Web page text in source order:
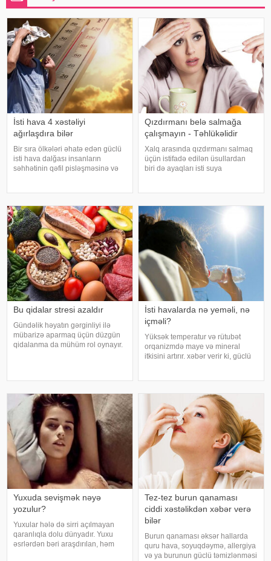
İsti hava 4 xəstəliyi
ağırlaşdıra bilər
Bir sıra ölkələri əhatə edən güclü
isti hava dalğası insanların
səhhətinin qəfil pisləşməsinə və
günvurma riski yaratmır. xarici
mediay
Qızdırmanı belə salmağa
çalışmayın - Təhlükəlidir
Xalq arasında qızdırmanı salmaq
üçün istifadə edilən üsullardan
biri də ayaqları isti suya
ağırlaşdıra bilər. xəbər verir ki,
yüksə
Bu qidalar stresi azaldır
Gündəlik həyatın gərginliyi ilə
mübarizə aparmaq üçün düzgün
qidalanma da mühüm rol oynayır.
bilər
İsti havalarda nə yeməli, nə
içməli?
Yüksək temperatur və rütubət
orqanizmdə maye və mineral
itkisini artırır. xəbər verir ki, güclü
ürəkbulanma kimi hallara səbəb
Yuxuda sevişmək nəyə
yozulur?
Yuxular hələ də sirri açılmayan
qaranlıqla dolu dünyadır. Yuxu
əsrlərdən bəri araşdırılan, həm
Tez-tez burun qanaması
ciddi xəstəlikdən xəbər verə
bilər
Burun qanaması əksər hallarda
quru hava, soyuqdəymə, allergiya
və ya burunun güclü təmizlənməsi